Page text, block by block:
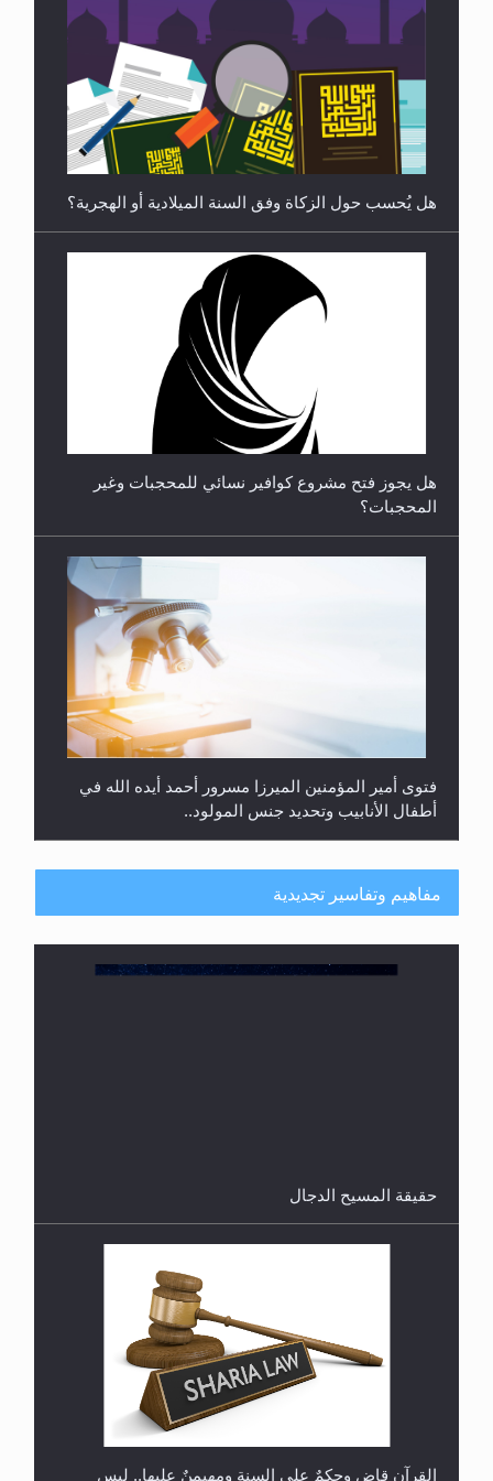
رأيٌ في لغة المسيح الموعود عليه السلام ..«3» نظرة
في شعر المسيح الموعود عليه السلام.....
**الحصن الحصين من وساوس المعارضين ...**...
هل يُحسب حول الزكاة وفق السنة الميلادية أو الهجرية؟
هل يجوز فتح مشروع كوافير نسائي للمحجبات وغير
المحجبات؟
فتوى أمير المؤمنين الميرزا مسرور أحمد أيده الله في
أطفال الأنابيب وتحديد جنس المولود..
هل تعتبر الأشفار الاصطناعية (الرموش الاصطناعية)
والأظافر البلاستيكية وطلاء الأظافر حاجبا للوضوء وهل
يُسمح الصلاة بها؟
مفاهيم وتفاسير تجديدية
حقيقة المسيح الدجال
القرآن قاضٍ وحكمٌ على السنة ومهيمنٌ عليها.. ليس